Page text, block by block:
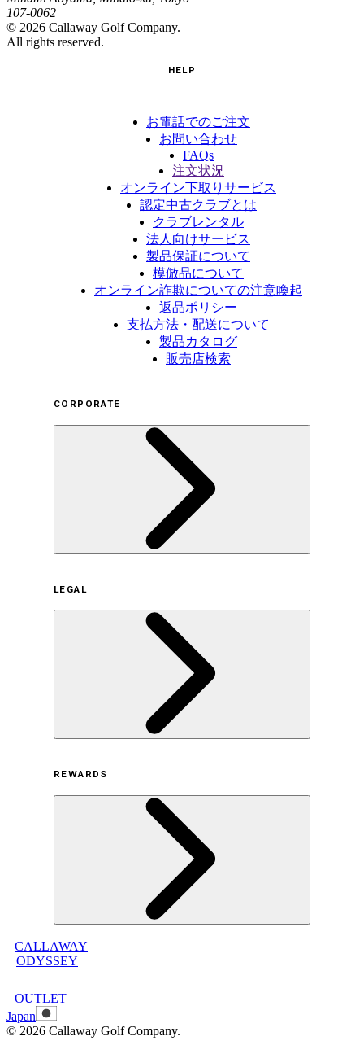
107-0062
© 2026 Callaway Golf Company.
All rights reserved.
HELP
お電話でのご注文
お問い合わせ
FAQs
注文状況
オンライン下取りサービス
認定中古クラブとは
クラブレンタル
法人向けサービス
製品保証について
模倣品について
オンライン詐欺についての注意喚起
返品ポリシー
支払方法・配送について
製品カタログ
販売店検索
CORPORATE
サステナビリティの取り組み（日本）
サステナビリティの取り組み（米国/英語）
ヒストリー
採用情報
LEGAL
オンラインストア利用規約
プライバシーポリシー
特定商取引法に基づく表示
古物営業法に基づく表示
REWARDS
CALLAWAY
ODYSSEY
OUTLET
Japan
© 2026 Callaway Golf Company.